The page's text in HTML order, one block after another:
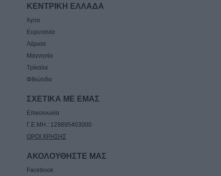
ΚΕΝΤΡΙΚΗ ΕΛΛΑΔΑ
Άρτα
Ευρυτανία
Λάρισα
Μαγνησία
Τρίκαλα
Φθιώτιδα
ΣΧΕΤΙΚΑ ΜΕ ΕΜΑΣ
Επικοινωνία
Γ.Ε.ΜΗ.: 129895403000
ΟΡΟΙ ΧΡΗΣΗΣ
ΑΚΟΛΟΥΘΗΣΤΕ ΜΑΣ
Facebook